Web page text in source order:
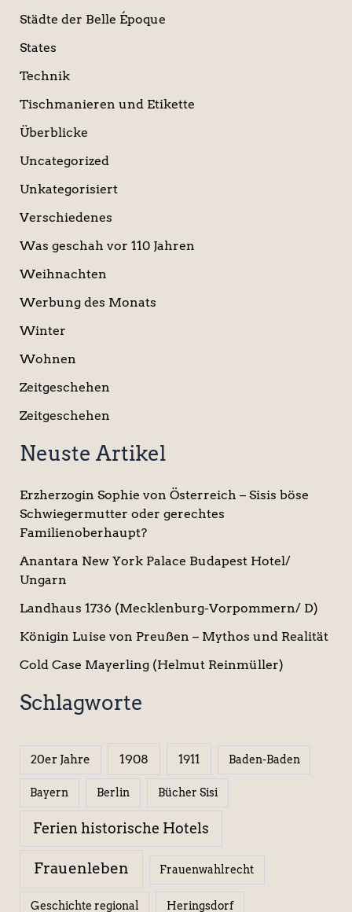
Städte der Belle Époque
States
Technik
Tischmanieren und Etikette
Überblicke
Uncategorized
Unkategorisiert
Verschiedenes
Was geschah vor 110 Jahren
Weihnachten
Werbung des Monats
Winter
Wohnen
Zeitgeschehen
Zeitgeschehen
Neuste Artikel
Erzherzogin Sophie von Österreich – Sisis böse
Schwiegermutter oder gerechtes
Familienoberhaupt?
Anantara New York Palace Budapest Hotel/
Ungarn
Landhaus 1736 (Mecklenburg-Vorpommern/ D)
Königin Luise von Preußen – Mythos und Realität
Cold Case Mayerling (Helmut Reinmüller)
Schlagworte
20er Jahre 1908 1911 Baden-Baden
Bayern Berlin Bücher Sisi
Ferien historische Hotels
Frauenleben Frauenwahlrecht
Geschichte regional Heringsdorf